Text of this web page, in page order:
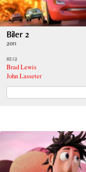
Biler 2
2011
REGI
Brad Lewis
John Lasseter